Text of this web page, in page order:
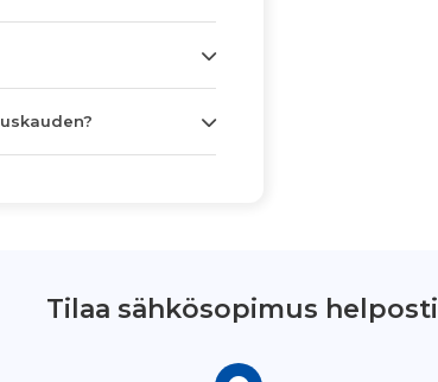
Tilaa sähkösopimus helposti